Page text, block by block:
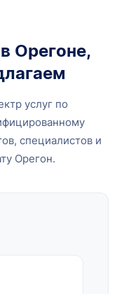
Орегоне,
услуг по
специалистов и
Орегон.